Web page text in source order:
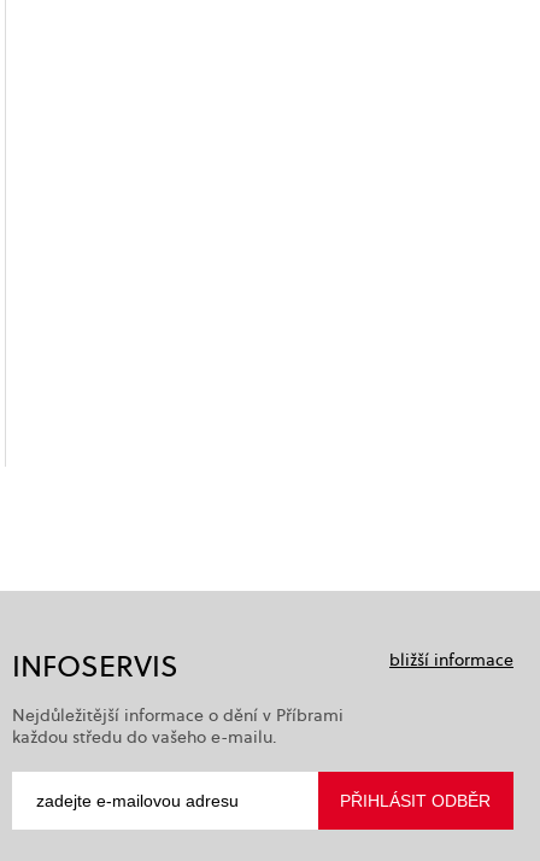
INFOSERVIS bližší informace
Nejdůležitější informace o dění v Příbrami
každou středu do vašeho e-mailu.